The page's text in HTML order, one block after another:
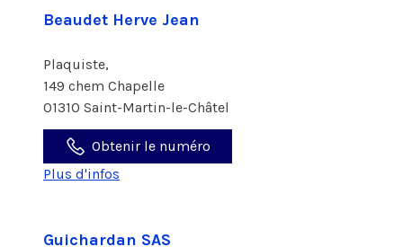
Beaudet Herve Jean
Plaquiste,
149 chem Chapelle
01310 Saint-Martin-le-Châtel
Obtenir le numéro
Plus d'infos
Guichardan SAS